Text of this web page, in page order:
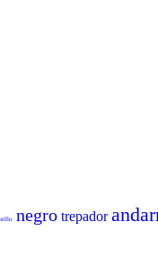
negro trepador